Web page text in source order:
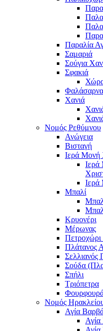
Παραλία
Σαμαριά
Σούγια
Σφακιά
Φαλάσαρνα
Χανιά
Νομός Ρεθύμνου
Ανώγεια
Βισταγή
Ιερά Μονή
Μπαλί
Κρυονέρι
Μέρωνας
Πλάτανος
Σελλιανός
Σούδα
Σπήλι
Τριόπετρα
Νομός
Αγία